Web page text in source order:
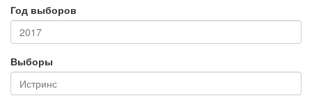
Год выборов
Выборы